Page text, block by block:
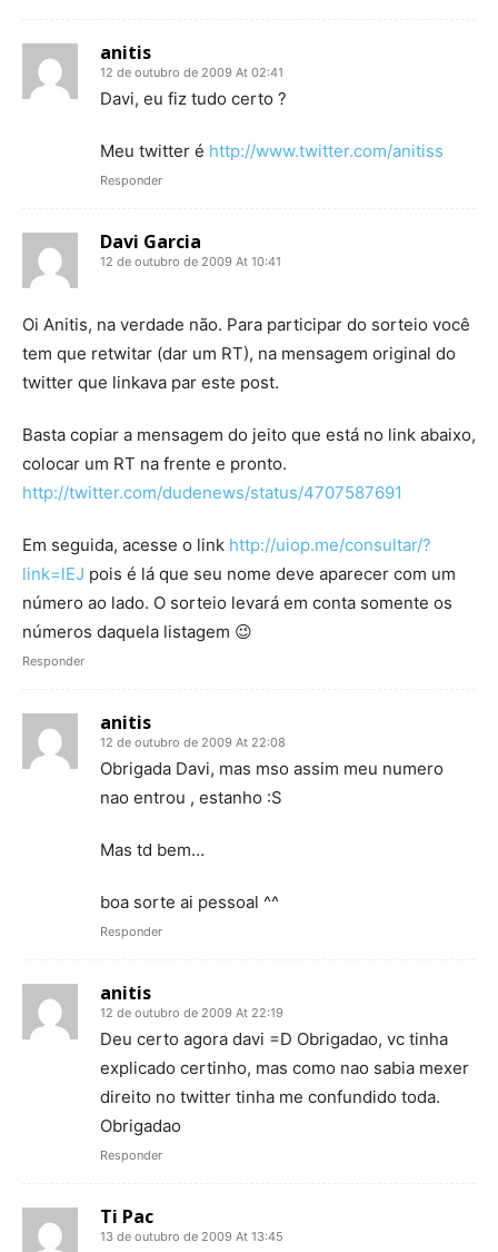
anitis
12 de outubro de 2009 At 02:41
Davi, eu fiz tudo certo ?
Meu twitter é http://www.twitter.com/anitiss
Responder
Davi Garcia
12 de outubro de 2009 At 10:41
Oi Anitis, na verdade não. Para participar do sorteio você
tem que retwitar (dar um RT), na mensagem original do
twitter que linkava par este post.
Basta copiar a mensagem do jeito que está no link abaixo,
colocar um RT na frente e pronto.
http://twitter.com/dudenews/status/4707587691
Em seguida, acesse o link http://uiop.me/consultar/?
link=lEJ pois é lá que seu nome deve aparecer com um
número ao lado. O sorteio levará em conta somente os
números daquela listagem 😉
Responder
anitis
12 de outubro de 2009 At 22:08
Obrigada Davi, mas mso assim meu numero
nao entrou , estanho :S
Mas td bem…
boa sorte ai pessoal ^^
Responder
anitis
12 de outubro de 2009 At 22:19
Deu certo agora davi =D Obrigadao, vc tinha
explicado certinho, mas como nao sabia mexer
direito no twitter tinha me confundido toda.
Obrigadao
Responder
Ti Pac
13 de outubro de 2009 At 13:45